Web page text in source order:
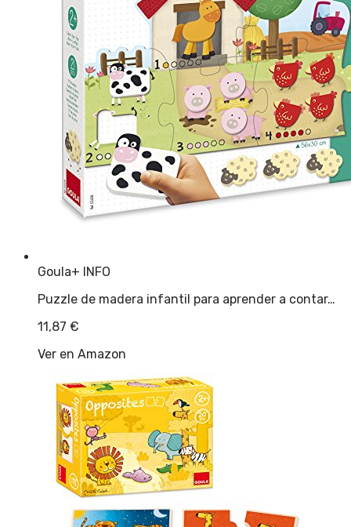
Goula+ INFO
Puzzle de madera infantil para aprender a contar…
11,87 €
Ver en Amazon